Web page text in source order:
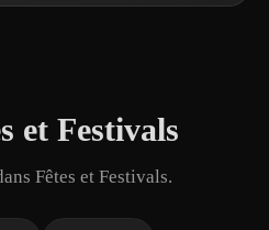
et Festivals
Fêtes et Festivals.